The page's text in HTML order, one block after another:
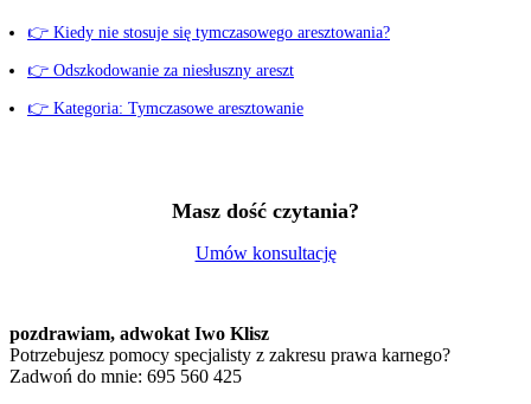
👉 Kiedy nie stosuje się tymczasowego aresztowania?
👉 Odszkodowanie za niesłuszny areszt
👉 Kategoria: Tymczasowe aresztowanie
Masz dość czytania?
Umów konsultację
pozdrawiam, adwokat Iwo Klisz
Potrzebujesz pomocy specjalisty z zakresu prawa karnego?
Zadwoń do mnie: 695 560 425